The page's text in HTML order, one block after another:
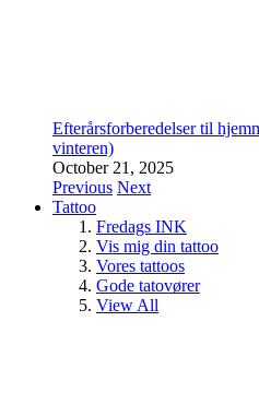
Efterårsforberedelser til
vinteren)
October 21, 2025
Previous Next
Tattoo
Fredags INK
Vis mig din tattoo
Vores tattoos
Gode tatovører
View All